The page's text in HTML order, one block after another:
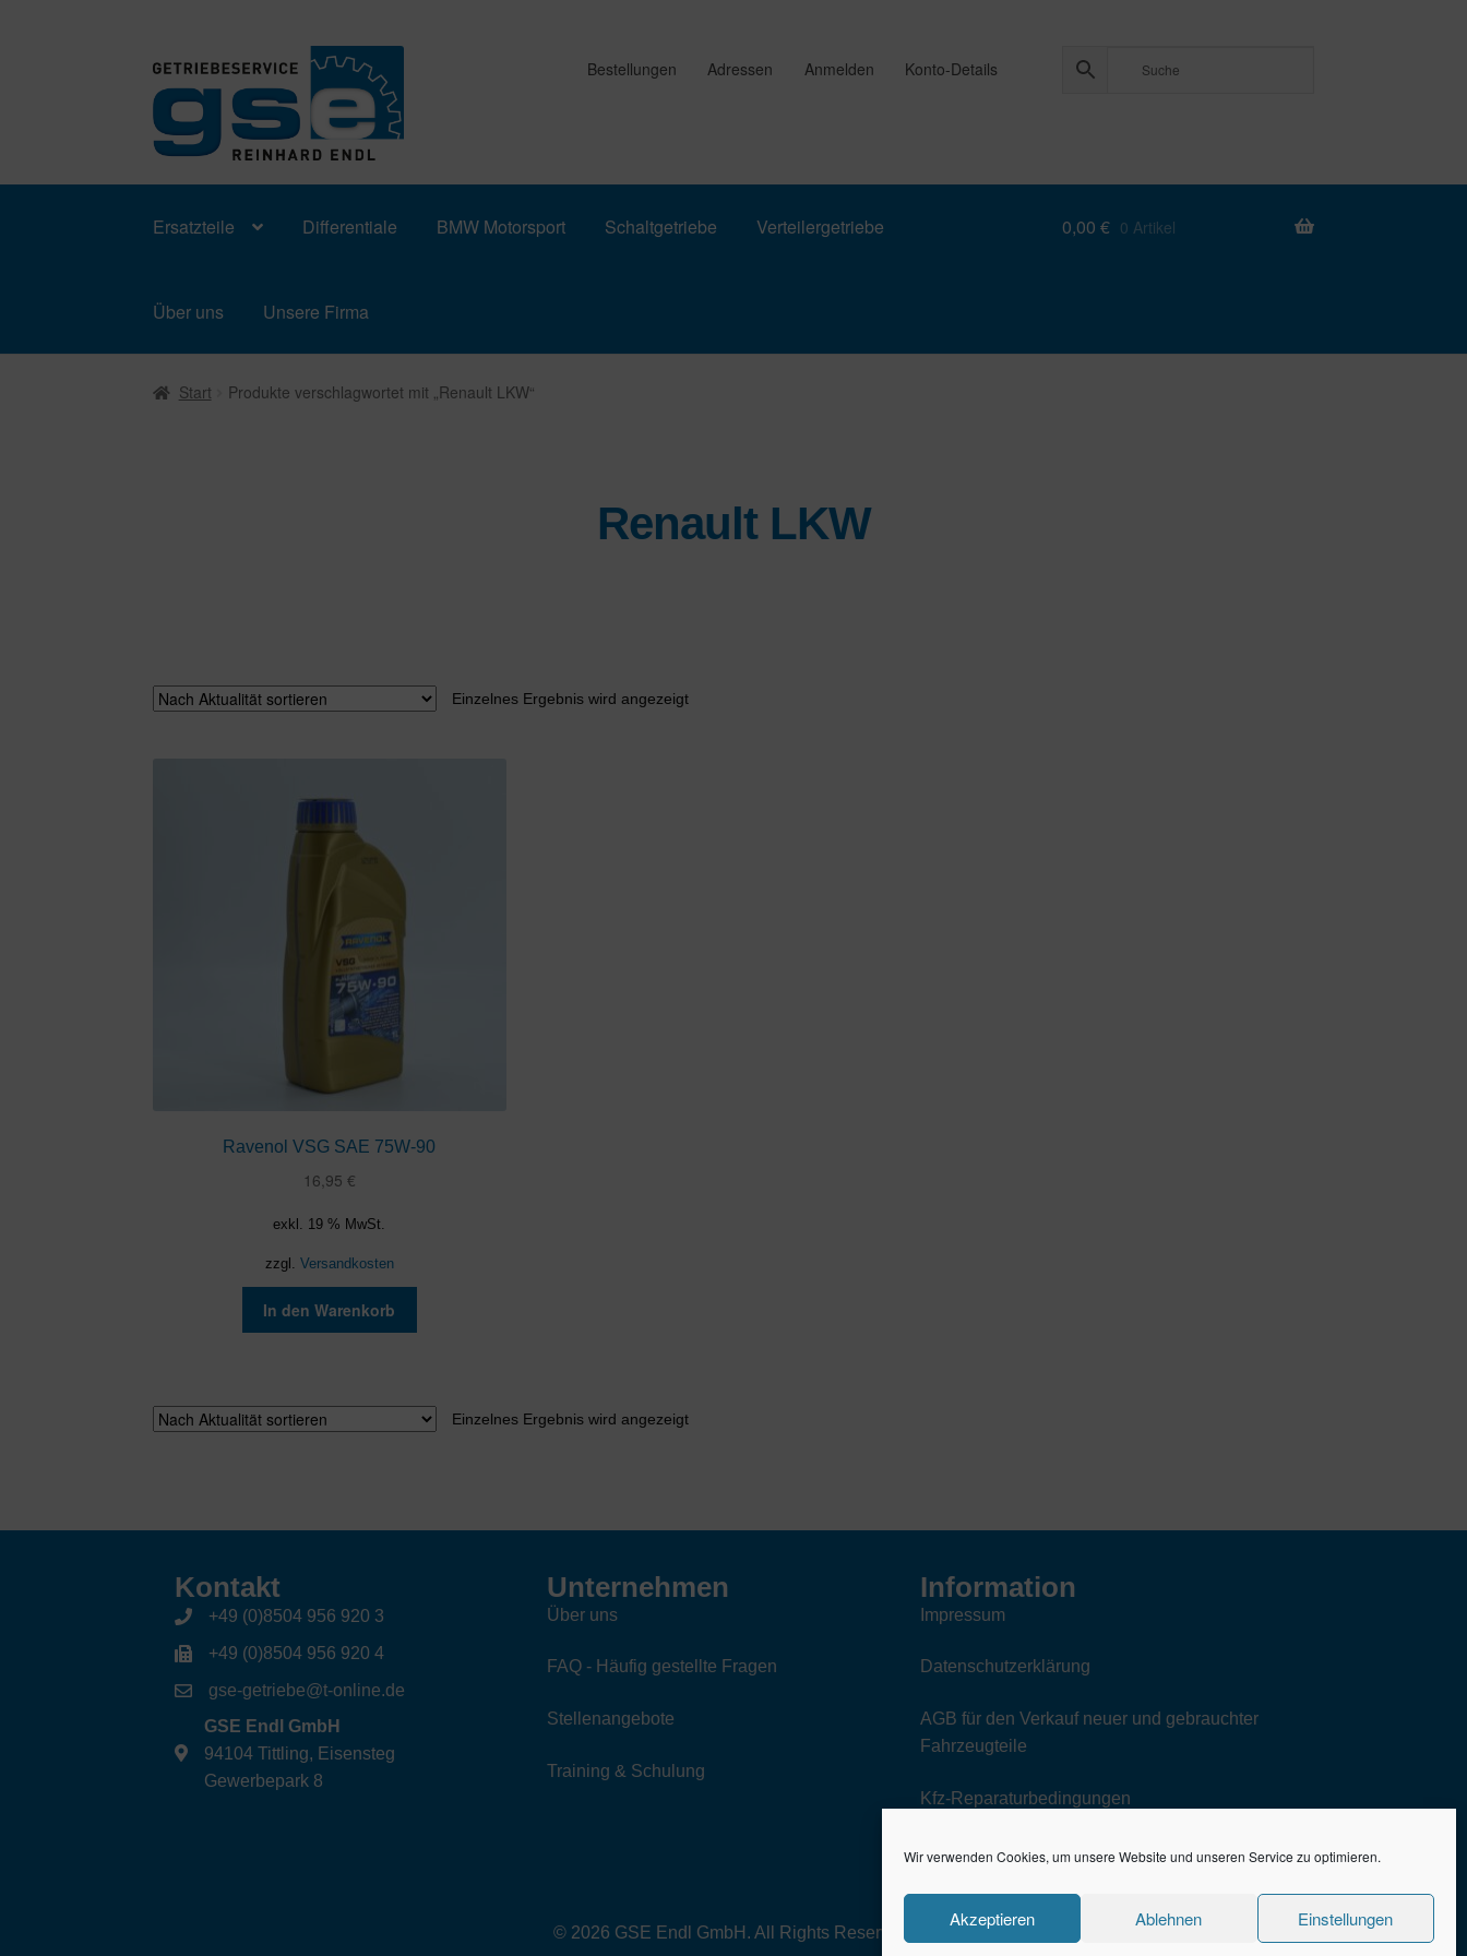
Wir verwenden Cookies, um unsere Website und unseren Service zu optimieren.
Akzeptieren Ablehnen Einstellungen
Zur
Navigation
springen
Zum
Inhalt
springen
Bestellungen Adressen Anmelden Konto-Details
Ersatzteile Differentiale BMW Motorsport Schaltgetriebe Verteilergetriebe
Über uns Unsere Firma
0,00 € 0 Artikel
Start Produkte verschlagwortet mit „Renault LKW“
Renault LKW
Einzelnes Ergebnis wird angezeigt
Ravenol VSG SAE 75W-90
16,95 €
exkl. 19 % MwSt.
zzgl. Versandkosten
In den Warenkorb
Einzelnes Ergebnis wird angezeigt
Kontakt
+49 (0)8504 956 920 3
+49 (0)8504 956 920 4
gse-getriebe@t-online.de
GSE Endl GmbH
94104 Tittling, Eisensteg
Gewerbepark 8
Unternehmen
Über uns
FAQ - Häufig gestellte Fragen
Stellenangebote
Training & Schulung
Information
Impressum
Datenschutzerklärung
AGB für den Verkauf neuer und gebrauchter
Fahrzeugteile
Kfz-Reparaturbedingungen
© 2026 GSE Endl GmbH. All Rights Reserved.